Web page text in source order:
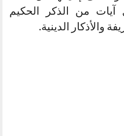
آيات من الذكر الحكيم
والأذكار الدينية.